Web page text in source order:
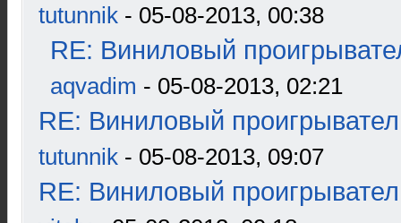
tutunnik - 05-08-2013, 00:38
RE: Виниловый
aqvadim - 05-08-2013, 02:21
RE: Виниловый
tutunnik - 05-08-2013, 09:07
RE: Виниловый